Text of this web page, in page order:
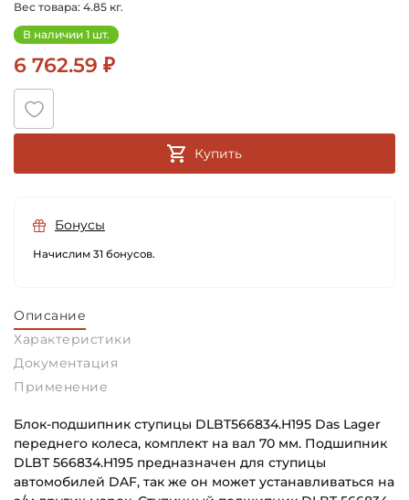
Вес товара: 4.85 кг.
В наличии 1 шт.
6 762.59 ₽
Купить
Бонусы
Начислим 31 бонусов.
Описание
Характеристики
Применение
Документация
Блок-подшипник ступицы DLBT566834.H195 Das Lager
переднего колеса, комплект на вал 70 мм. Подшипник
DLBT 566834.H195 предназначен для ступицы
автомобилей DAF, так же он может устанавливаться на